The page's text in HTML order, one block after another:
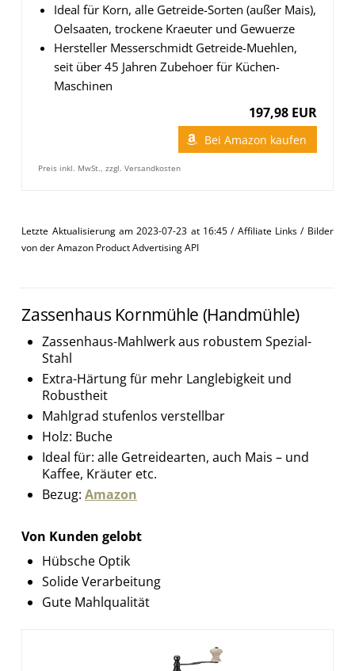
Ideal für Korn, alle Getreide-Sorten (außer Mais),
Oelsaaten, trockene Kraeuter und Gewuerze
Hersteller Messerschmidt Getreide-Muehlen,
seit über 45 Jahren Zubehoer für Küchen-
Maschinen
197,98 EUR
Bei Amazon kaufen
Preis inkl. MwSt., zzgl. Versandkosten
Letzte Aktualisierung am 2023-07-23 at 16:45 / Affiliate Links / Bilder
von der Amazon Product Advertising API
Zassenhaus Kornmühle (Handmühle)
Zassenhaus-Mahlwerk aus robustem Spezial-
Stahl
Extra-Härtung für mehr Langlebigkeit und
Robustheit
Mahlgrad stufenlos verstellbar
Holz: Buche
Ideal für: alle Getreidearten, auch Mais – und
Kaffee, Kräuter etc.
Bezug: Amazon
Von Kunden gelobt
Hübsche Optik
Solide Verarbeitung
Gute Mahlqualität